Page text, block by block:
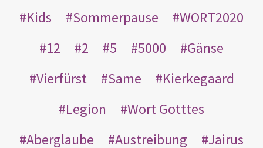
Kids
Sommerpause
WORT2020
12
2 5 5000
Gänse
Vierfürst
Same
Kierkegaard
Legion
Wort Gotttes
Aberglaube
Austreibung
Jairus